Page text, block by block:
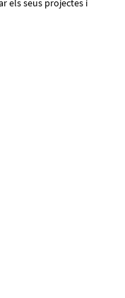
els seus projectes i